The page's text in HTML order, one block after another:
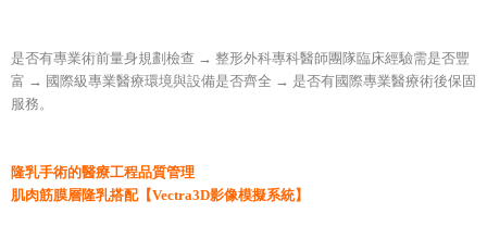
是否有專業術前量身規劃檢查 → 整形外科專科醫師團隊臨床經驗需是否豐
富 → 國際級專業醫療環境與設備是否齊全 → 是否有國際專業醫療術後保固
服務。
隆乳手術的醫療工程品質管理
肌肉筋膜層隆乳搭配【Vectra3D影像模擬系統】